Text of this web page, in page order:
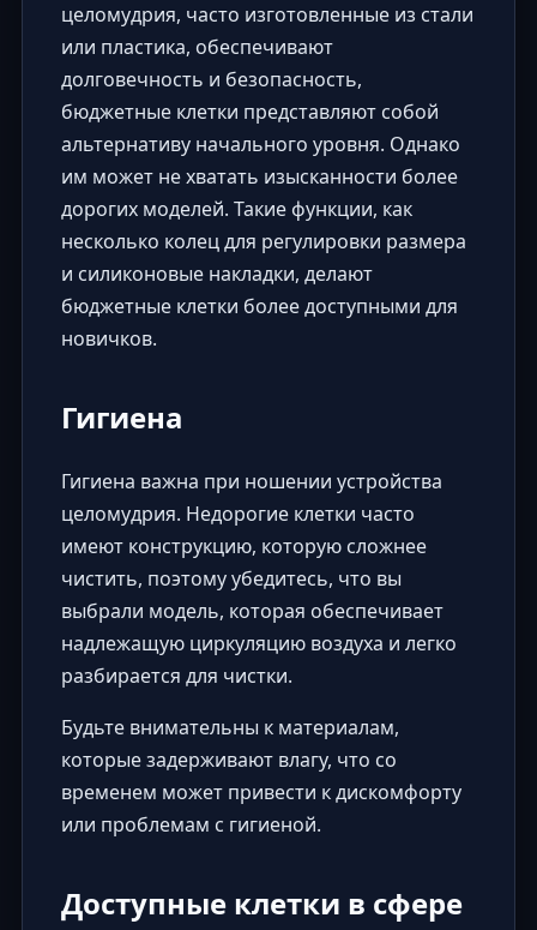
целомудрия, часто изготовленные из стали
или пластика, обеспечивают
долговечность и безопасность,
бюджетные клетки представляют собой
альтернативу начального уровня. Однако
им может не хватать изысканности более
дорогих моделей. Такие функции, как
несколько колец для регулировки размера
и силиконовые накладки, делают
бюджетные клетки более доступными для
новичков.
Гигиена
Гигиена важна при ношении устройства
целомудрия. Недорогие клетки часто
имеют конструкцию, которую сложнее
чистить, поэтому убедитесь, что вы
выбрали модель, которая обеспечивает
надлежащую циркуляцию воздуха и легко
разбирается для чистки.
Будьте внимательны к материалам,
которые задерживают влагу, что со
временем может привести к дискомфорту
или проблемам с гигиеной.
Доступные клетки в сфере